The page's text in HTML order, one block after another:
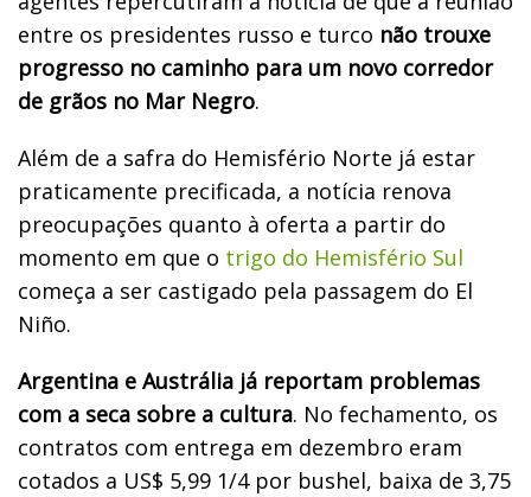
entre os presidentes russo e turco não trouxe
progresso no caminho para um novo corredor
de grãos no Mar Negro.
Além de a safra do Hemisfério Norte já estar
praticamente precificada, a notícia renova
preocupações quanto à oferta a partir do
momento em que o trigo do Hemisfério Sul
começa a ser castigado pela passagem do El
Niño.
Argentina e Austrália já reportam problemas
com a seca sobre a cultura. No fechamento, os
contratos com entrega em dezembro eram
cotados a US$ 5,99 1/4 por bushel, baixa de 3,75